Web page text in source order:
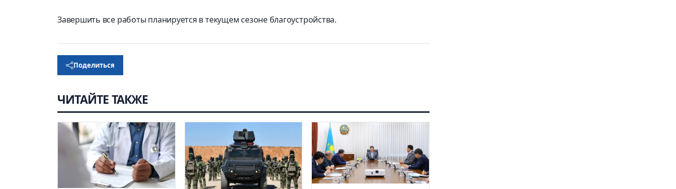
Завершить все работы планируется в текущем сезоне благоустройства.
Поделиться
ЧИТАЙТЕ ТАКЖЕ